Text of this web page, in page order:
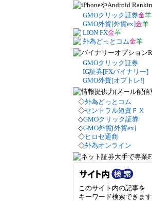
GMOクリック証券金羊
GMO外貨[外貨ex]金羊
LION FX金羊
外為どっとコム金羊
GMOクリック証券
IG証券[FXバイナリー]
GMO外貨[オプトレ!]
◇外為どっとコム
◇セントラル短資ＦＸ
◇GMOクリック証券
◇GMO外貨[外貨ex]
◇ヒロセ通商
◇外為オンライン
このサイト内の記事を
キーワード検索できます